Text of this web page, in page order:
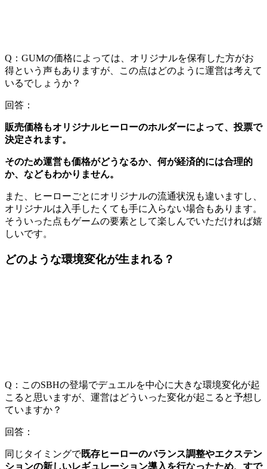
Q：GUMの価格によっては、オリジナルを保有した方がお
得という声もありますが、この点はどのように運営は考えて
いるでしょうか？
回答：
販売価格もオリジナルヒーローのホルダーによって、投票で
決定されます。
そのため運営も価格がどうなるか、何が経済的には合理的
か、などもわかりません。
また、ヒーローごとにオリジナルの流通状況も違いますし、
オリジナルは入手したくても手に入らない場合もあります。
そういった点もゲームの要素として楽しんでいただければ嬉
しいです。
どのような環境変化が生まれる？
Q：このSBHの登場でデュエルを中心に大きな環境変化が起
こると思いますが、運営はどういった変化が起こると予想し
ていますか？
回答：
同じタイミングで既存ヒーローのバランス調整やエクステン
ションの新しいレギュレーション導入を行なったため、すで